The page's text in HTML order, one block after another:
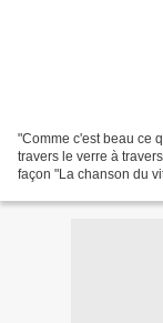
"Comme c'est beau ce
travers le verre à
façon "La chanson du